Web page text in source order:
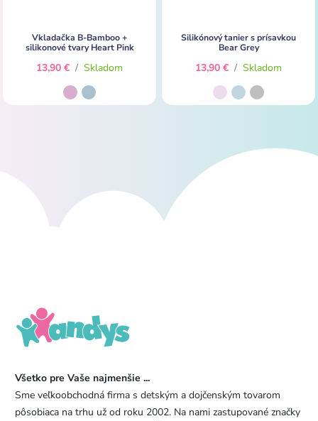
Vkladačka B-Bamboo +
silikonové tvary Heart Pink
13,90 € / Skladom
Silikónový tanier s prísavkou
Bear Grey
13,90 € / Skladom
Všetko pre Vaše najmenšie ...
Sme veľkoobchodná firma s detským a dojčenským tovarom
pôsobiaca na trhu už od roku 2002. Na nami zastupované značky